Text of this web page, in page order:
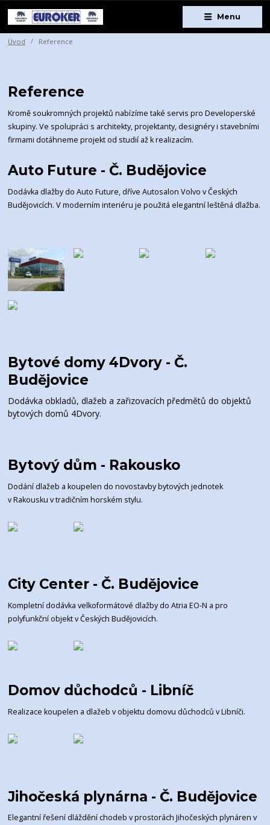
Menu
Úvod Reference
Reference
Kromě soukromných projektů nabízíme také servis pro Developerské
skupiny. Ve spolupráci s architekty, projektanty, designéry i stavebními
firmami dotáhneme projekt od studií až k realizacím.
Auto Future - Č. Budějovice
Dodávka dlažby do Auto Future, dříve Autosalon Volvo v Českých
Budějovicích. V moderním interiéru je použitá elegantní leštěná dlažba.
Bytové domy 4Dvory - Č.
Budějovice
Dodávka obkladů, dlažeb a zařizovacích předmětů do objektů
bytových domů 4Dvory.
Bytový dům - Rakousko
Dodání dlažeb a koupelen do novostavby bytových jednotek
v Rakousku v tradičním horském stylu.
City Center - Č. Budějovice
Kompletní dodávka velkoformátové dlažby do Atria EO-N a pro
polyfunkční objekt v Českých Budějovicích.
Domov důchodců - Libníč
Realizace koupelen a dlažeb v objektu domovu důchodců v Libníči.
Jihočeská plynárna - Č. Budějovice
Elegantní řešení dláždění chodeb v prostorách Jihočeských plynáren v